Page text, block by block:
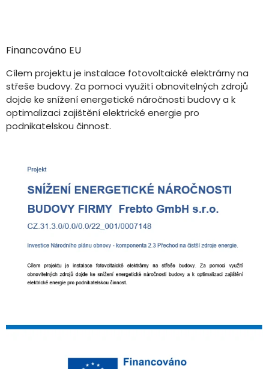
Financováno EU
Cílem projektu je instalace fotovoltaické elektrárny na
střeše budovy. Za pomoci využití obnovitelných zdrojů
dojde ke snížení energetické náročnosti budovy a k
optimalizaci zajištění elektrické energie pro
podnikatelskou činnost.